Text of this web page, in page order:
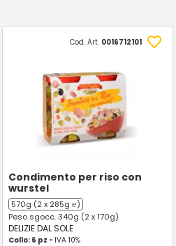
Cod. Art. 0016712101
Condimento per riso con
wurstel
570g (2 x 285g ℮)
Peso sgocc. 340g (2 x 170g)
DELIZIE DAL SOLE
Collo: 6 pz - IVA 10%